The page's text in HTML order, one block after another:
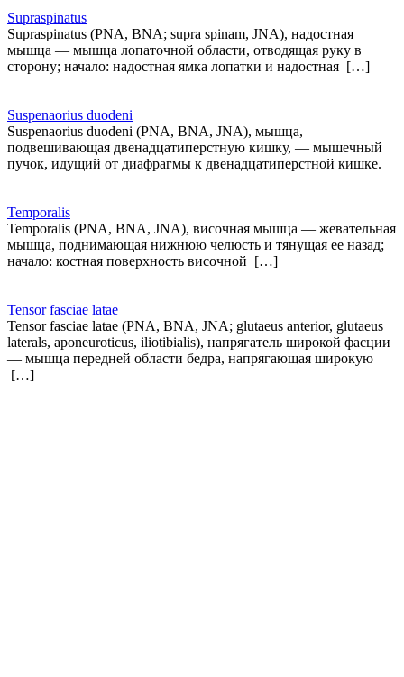
Supraspinatus
Supraspinatus (PNA, BNA; supra spinam, JNA), надостная
мышца — мышца лопаточной области, отводящая руку в
сторону; начало: надостная ямка лопатки и надостная […]
Suspenaorius duodeni
Suspenaorius duodeni (PNA, BNA, JNA), мышца,
подвешивающая двенадцатиперстную кишку, — мышечный
пучок, идущий от диафрагмы к двенадцатиперстной кишке.
Temporalis
Temporalis (PNA, BNA, JNA), височная мышца — жевательная
мышца, поднимающая нижнюю челюсть и тянущая ее назад;
начало: костная поверхность височной […]
Tensor fasciae latae
Tensor fasciae latae (PNA, BNA, JNA; glutaeus anterior, glutaeus
laterals, aponeuroticus, iliotibialis), напрягатель широкой фасции
— мышца передней области бедра, напрягающая широкую
[…]